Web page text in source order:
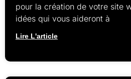
pour la création de votre site
idées qui vous aideront à
Lire L'article